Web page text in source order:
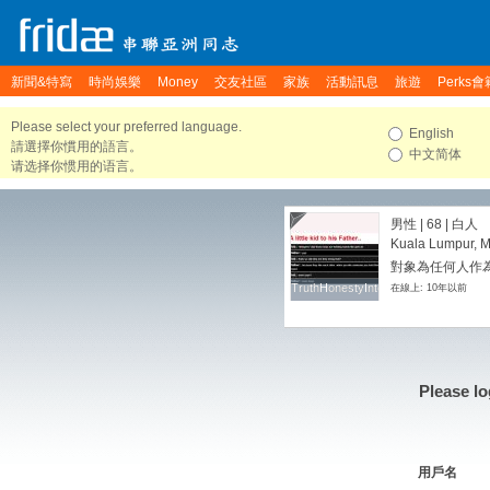
新聞&特寫 時尚娛樂 Money 交友社區 家族 活動訊息 旅遊 Perks會
Please select your preferred language.
請選擇你慣用的語言。
请选择你惯用的语言。
English
中文简体
TruthHonestyIntegrity
TruthHonestyIntegrity
男性 | 68 | 白人
Kuala Lumpur,
對象為任何人作
在線上: 10年以前
Please
用戶名